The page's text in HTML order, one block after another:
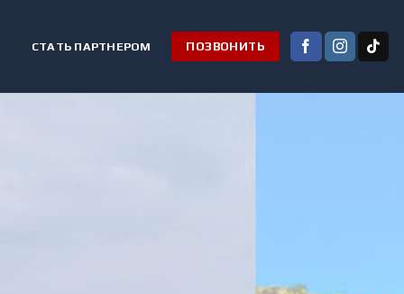
СТАТЬ ПАРТНЕРОМ ПОЗВОНИТЬ